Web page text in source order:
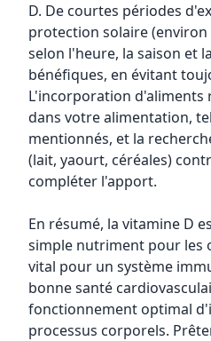
D. De courtes périodes
protection solaire (environ
selon l'heure, la saison et
bénéfiques, en évitant
L'incorporation d'aliments
dans votre alimentation,
mentionnés, et la
(lait, yaourt, céréales)
compléter l'apport.
En résumé, la vitamine D
simple nutriment pour les
vital pour un système
bonne santé
fonctionnement optimal
processus corporels.